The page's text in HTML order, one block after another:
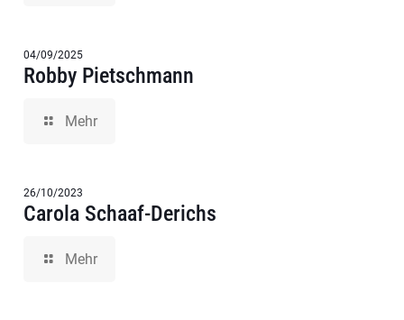
04/09/2025
Robby Pietschmann
Mehr
26/10/2023
Carola Schaaf-Derichs
Mehr